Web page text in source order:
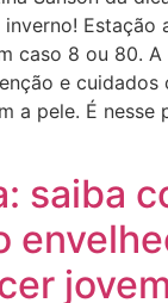
Estação
caso 8 ou 80.
e cuidados
a pele. É nesse
saiba
jovem